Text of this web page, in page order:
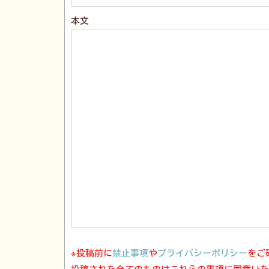
本文
※投稿前に禁止事項やプライバシーポリシーをご